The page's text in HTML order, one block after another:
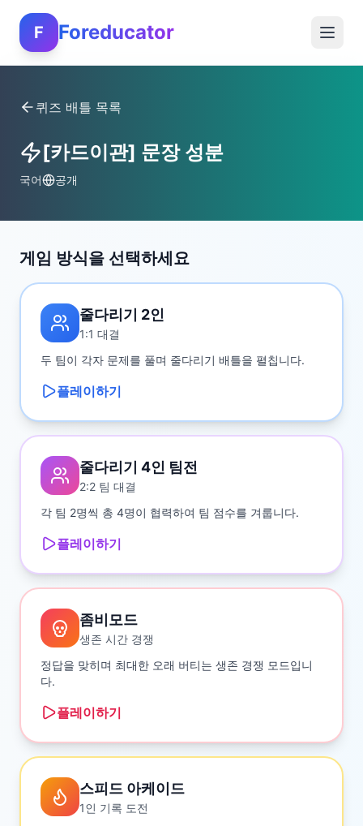
F Foreducator
퀴즈 배틀 목록
[카드이관] 문장 성분
국어 공개
게임 방식을 선택하세요
줄다리기 2인
1:1 대결
두 팀이 각자 문제를 풀며 줄다리기 배틀을 펼칩니다.
플레이하기
줄다리기 4인 팀전
2:2 팀 대결
각 팀 2명씩 총 4명이 협력하여 팀 점수를 겨룹니다.
플레이하기
좀비모드
생존 시간 경쟁
정답을 맞히며 최대한 오래 버티는 생존 경쟁 모드입니
다.
플레이하기
스피드 아케이드
1인 기록 도전